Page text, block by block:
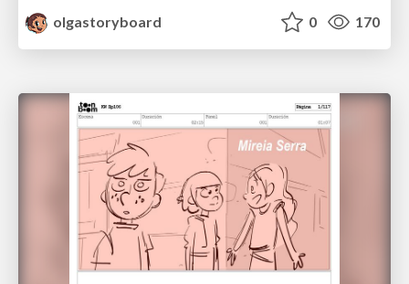
olgastoryboard
0 170